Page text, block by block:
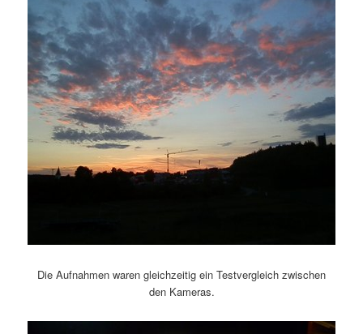
Die Aufnahmen waren gleichzeitig ein Testvergleich zwischen
den Kameras.